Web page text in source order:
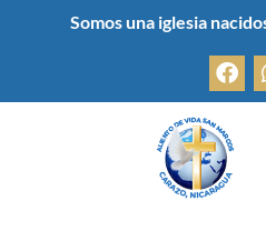
Somos una iglesia